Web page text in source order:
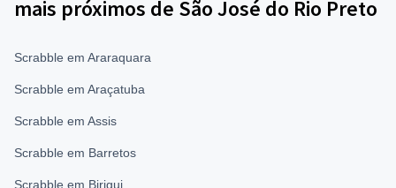
mais próximos de São José do Rio Preto
Scrabble em Araraquara
Scrabble em Araçatuba
Scrabble em Assis
Scrabble em Barretos
Scrabble em Birigui